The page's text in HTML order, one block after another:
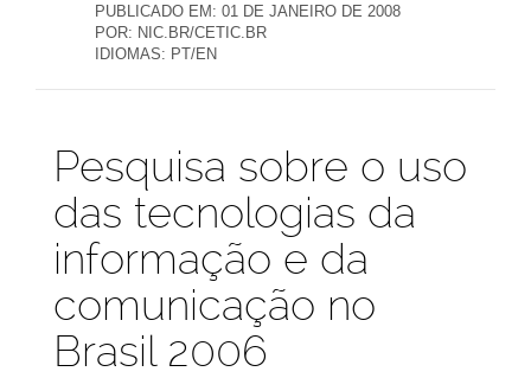
PUBLICADO EM: 01 DE JANEIRO DE 2008
POR: NIC.BR/CETIC.BR
IDIOMAS: PT/EN
Publicações
Pesquisa sobre o uso
das tecnologias da
informação e da
comunicação no
Brasil 2006